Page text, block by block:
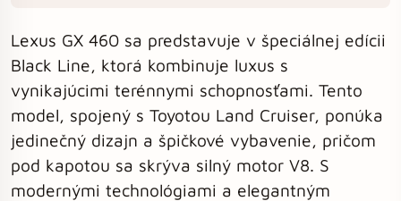
Lexus GX 460 sa predstavuje v špeciálnej edícii
Black Line, ktorá kombinuje luxus s
vynikajúcimi terénnymi schopnosťami. Tento
model, spojený s Toyotou Land Cruiser, ponúka
jedinečný dizajn a špičkové vybavenie, pričom
pod kapotou sa skrýva silný motor V8. S
modernými technológiami a elegantným